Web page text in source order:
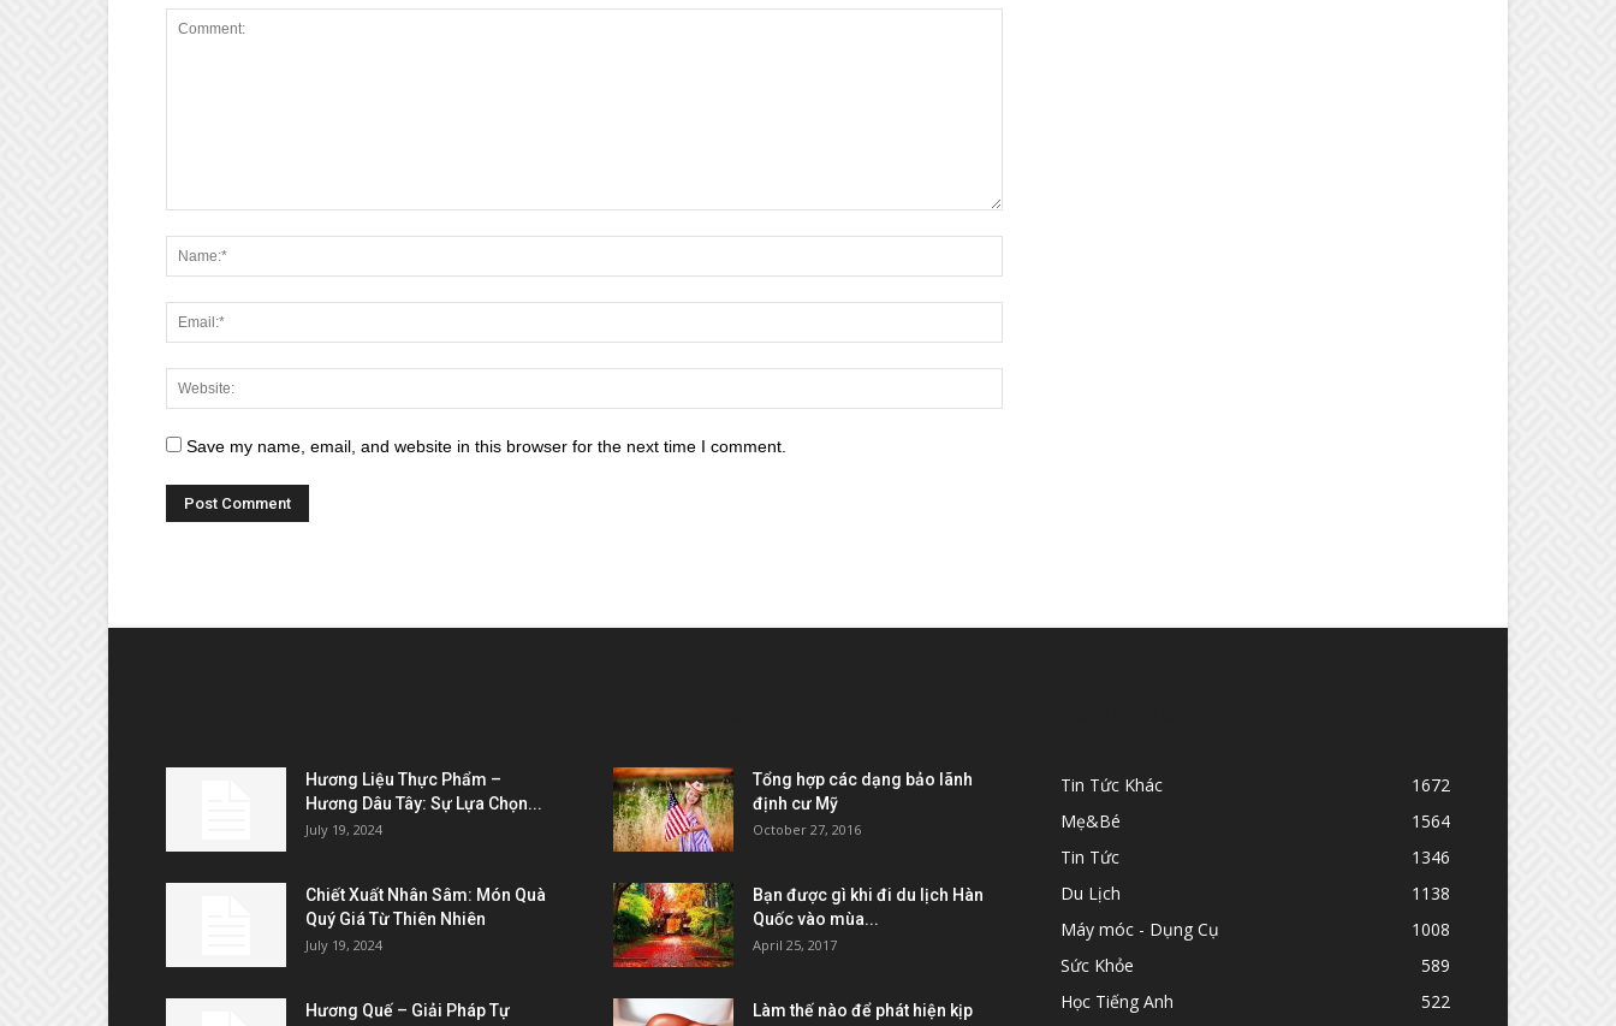
Save my name, email, and website in this browser for the next time I comment.
Hương Liệu Thực Phẩm –
Hương Dâu Tây: Sự Lựa Chọn...
July 19, 2024
Chiết Xuất Nhân Sâm: Món Quà
Quý Giá Từ Thiên Nhiên
July 19, 2024
Hương Quế – Giải Pháp Tự
Tổng hợp các dạng bảo lãnh
định cư Mỹ
October 27, 2016
Bạn được gì khi đi du lịch Hàn
Quốc vào mùa...
April 25, 2017
Làm thế nào để phát hiện kịp
Tin Tức Khác
1672
Mẹ&Bé
1564
Tin Tức
1346
Du Lịch
1138
Máy móc - Dụng Cụ
1008
Sức Khỏe
589
Học Tiếng Anh
522